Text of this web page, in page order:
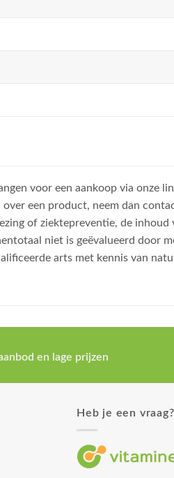
voor een aankoop via onze
een product, neem dan
of ziektepreventie, de
niet is geëvalueerd door
arts met kennis van
en lage prijzen
Heb je een vraag?